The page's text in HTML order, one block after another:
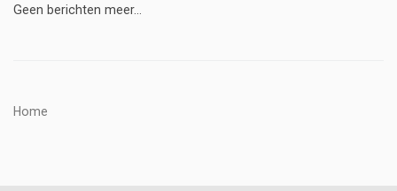
Geen berichten meer...
Home